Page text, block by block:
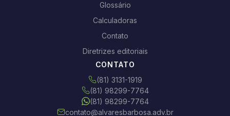
Glossário
Calculadoras
Contato
Diretrizes editoriais
CONTATO
(81) 3131-1919
(81) 98299-7764
(81) 98299-7764
contato@alvaresbarbosa.adv.br